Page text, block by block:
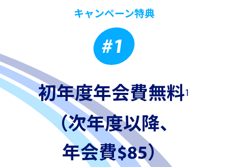
キャンペーン特典
#1
初年度年会費無料1
（次年度以降、
年会費$85）